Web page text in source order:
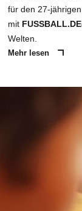
für den 27-
mit FUSSBALL.DE
Welten.
Mehr lesen